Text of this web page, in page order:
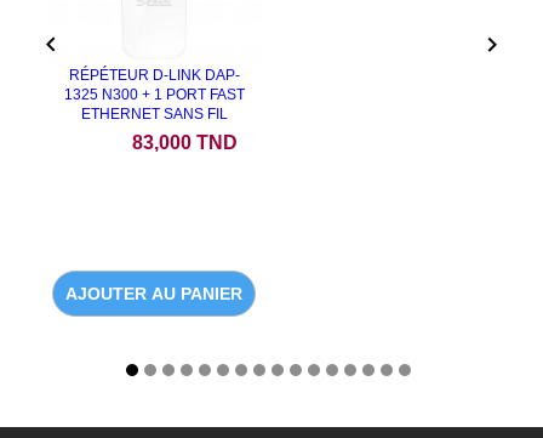
RÉPÉTEUR D-LINK DAP-
1325 N300 + 1 PORT FAST
ETHERNET SANS FIL
83,000 TND
AJOUTER AU PANIER
 